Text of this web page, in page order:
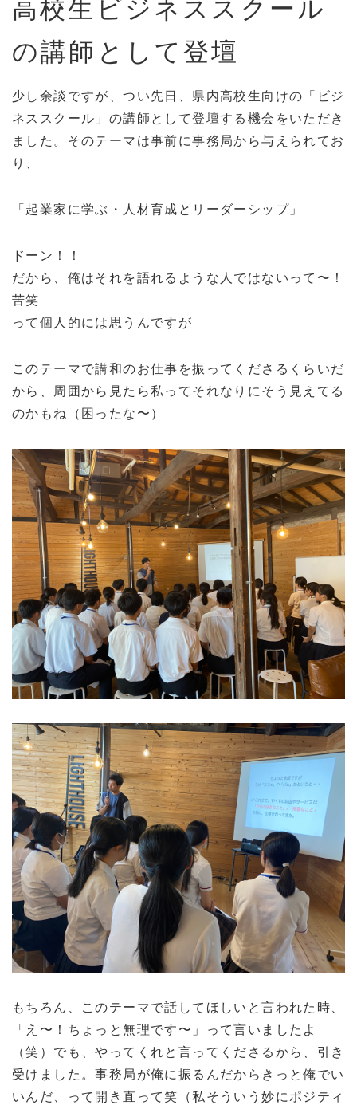
高校生ビジネススクール
の講師として登壇
少し余談ですが、つい先日、県内高校生向けの「ビジ
ネススクール」の講師として登壇する機会をいただき
ました。そのテーマは事前に事務局から与えられてお
り、
「起業家に学ぶ・人材育成とリーダーシップ」
ドーン！！
だから、俺はそれを語れるような人ではないって〜！
苦笑
って個人的には思うんですが
このテーマで講和のお仕事を振ってくださるくらいだ
から、周囲から見たら私ってそれなりにそう見えてる
のかもね（困ったな〜）
もちろん、このテーマで話してほしいと言われた時、
「え〜！ちょっと無理です〜」って言いましたよ
（笑）でも、やってくれと言ってくださるから、引き
受けました。事務局が俺に振るんだからきっと俺でい
いんだ、って開き直って笑（私そういう妙にポジティ